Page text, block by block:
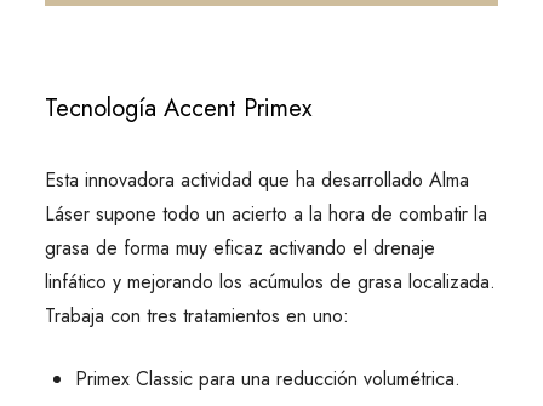
Tecnología Accent Primex
Esta innovadora actividad que ha desarrollado Alma
Láser supone todo un acierto a la hora de combatir la
grasa de forma muy eficaz activando el drenaje
linfático y mejorando los acúmulos de grasa localizada.
Trabaja con tres tratamientos en uno:
Primex Classic para una reducción volumétrica.